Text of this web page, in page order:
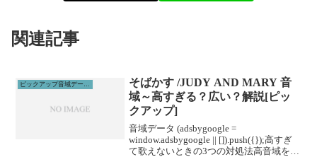
関連記事
ピックアップ音域データ解説
そばかす /JUDY AND MARY 音
域～高すぎる？広い？解説[ピッ
クアップ]
音域データ (adsbygoogle =
window.adsbygoogle || []).push({});高すぎ
て歌えないときの3つの対処法高音域を広